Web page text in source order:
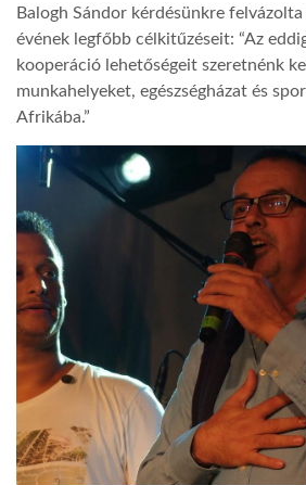
Balogh Sándor kérdésünkre
évének legfőbb célkitűzéseit: “Az
kooperáció lehetőségeit szeretnénk
munkahelyeket, egészségházat és
Afrikába.”